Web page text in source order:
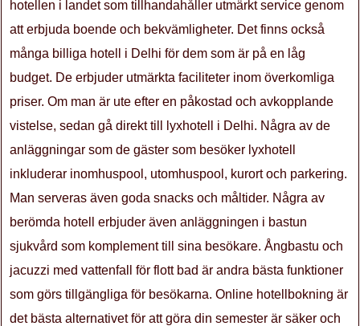
hotellen i landet som tillhandahåller utmärkt service genom
att erbjuda boende och bekvämligheter. Det finns också
många billiga hotell i Delhi för dem som är på en låg
budget. De erbjuder utmärkta faciliteter inom överkomliga
priser. Om man är ute efter en påkostad och avkopplande
vistelse, sedan gå direkt till lyxhotell i Delhi. Några av de
anläggningar som de gäster som besöker lyxhotell
inkluderar inomhuspool, utomhuspool, kurort och parkering.
Man serveras även goda snacks och måltider. Några av
berömda hotell erbjuder även anläggningen i bastun
sjukvård som komplement till sina besökare. Ångbastu och
jacuzzi med vattenfall för flott bad är andra bästa funktioner
som görs tillgängliga för besökarna. Online hotellbokning är
det bästa alternativet för att göra din semester är säker och